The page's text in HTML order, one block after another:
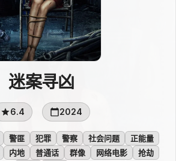
迷案寻凶
6.4 2024
警匪 犯罪 警察 社会问题
正能量
内地 普通话 群像 网络电影
抢劫